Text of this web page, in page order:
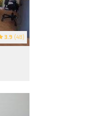
3.9 (48)